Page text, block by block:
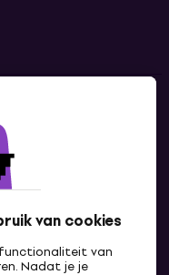
van cookies
van
Nadat je je
ons op